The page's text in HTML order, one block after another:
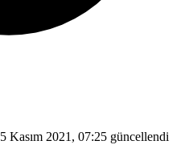
5 Kasım 2021, 07:25 güncellendi